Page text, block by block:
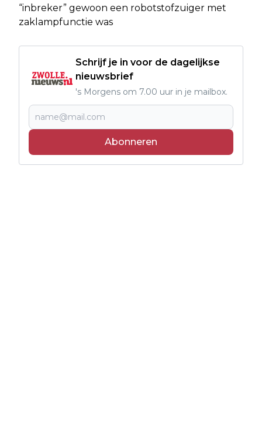
“inbreker” gewoon een robotstofzuiger met
zaklampfunctie was
Schrijf je in voor de dagelijkse
nieuwsbrief
's Morgens om 7.00 uur in je mailbox.
Abonneren